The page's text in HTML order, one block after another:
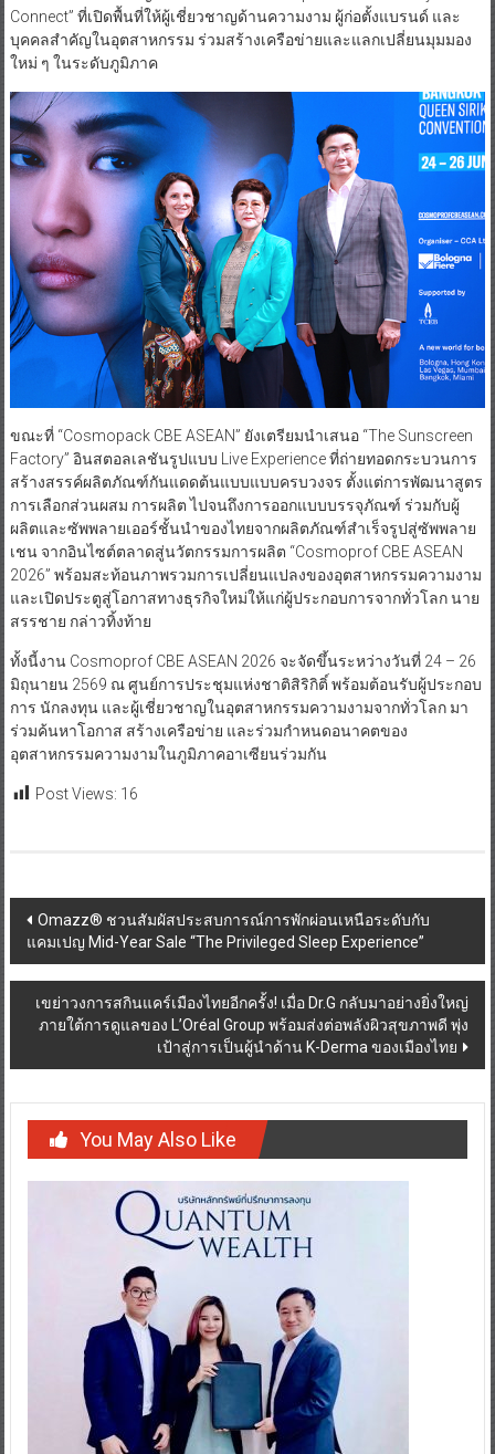
Connect” ที่เปิดพื้นที่ให้ผู้เชี่ยวชาญด้านความงาม ผู้ก่อตั้งแบรนด์ และ
บุคคลสำคัญในอุตสาหกรรม ร่วมสร้างเครือข่ายและแลกเปลี่ยนมุมมอง
ใหม่ ๆ ในระดับภูมิภาค
ขณะที่ “Cosmopack CBE ASEAN” ยังเตรียมนำเสนอ “The Sunscreen
Factory” อินสตอลเลชันรูปแบบ Live Experience ที่ถ่ายทอดกระบวนการ
สร้างสรรค์ผลิตภัณฑ์กันแดดต้นแบบแบบครบวงจร ตั้งแต่การพัฒนาสูตร
การเลือกส่วนผสม การผลิต ไปจนถึงการออกแบบบรรจุภัณฑ์ ร่วมกับผู้
ผลิตและซัพพลายเออร์ชั้นนำของไทยจากผลิตภัณฑ์สำเร็จรูปสู่ซัพพลาย
เชน จากอินไซต์ตลาดสู่นวัตกรรมการผลิต “Cosmoprof CBE ASEAN
2026” พร้อมสะท้อนภาพรวมการเปลี่ยนแปลงของอุตสาหกรรมความงาม
และเปิดประตูสู่โอกาสทางธุรกิจใหม่ให้แก่ผู้ประกอบการจากทั่วโลก นาย
สรรชาย กล่าวทิ้งท้าย
ทั้งนี้งาน Cosmoprof CBE ASEAN 2026 จะจัดขึ้นระหว่างวันที่ 24 – 26
มิถุนายน 2569 ณ ศูนย์การประชุมแห่งชาติสิริกิติ์ พร้อมต้อนรับผู้ประกอบ
การ นักลงทุน และผู้เชี่ยวชาญในอุตสาหกรรมความงามจากทั่วโลก มา
ร่วมค้นหาโอกาส สร้างเครือข่าย และร่วมกำหนดอนาคตของ
อุตสาหกรรมความงามในภูมิภาคอาเซียนร่วมกัน
Post Views: 16
Post
navigation
Omazz® ชวนสัมผัสประสบการณ์การพักผ่อนเหนือระดับกับ
แคมเปญ Mid-Year Sale “The Privileged Sleep Experience”
เขย่าวงการสกินแคร์เมืองไทยอีกครั้ง! เมื่อ Dr.G กลับมาอย่างยิ่งใหญ่
ภายใต้การดูแลของ L’Oréal Group พร้อมส่งต่อพลังผิวสุขภาพดี พุ่ง
เป้าสู่การเป็นผู้นำด้าน K-Derma ของเมืองไทย
You May Also Like